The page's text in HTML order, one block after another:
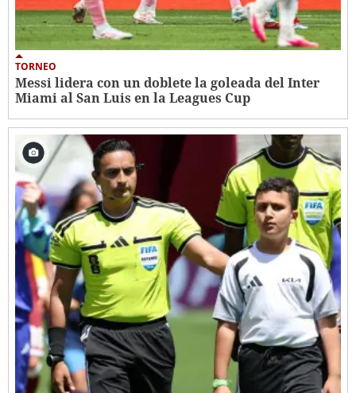
TORNEO
Messi lidera con un doblete la goleada del Inter
Miami al San Luis en la Leagues Cup